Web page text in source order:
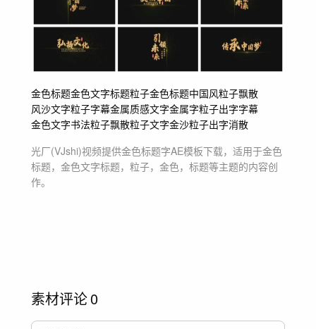
金色标题金色文字标题粒子金色标题中国风粒子飘散
风沙文字粒子字幕金属质感文字金属字粒子出字字幕
金色文字书法粒子飘散粒子文字金沙粒子出字消散
光厂(VJshi)视频提供金色标题字AE模板下载，适用于金色
标题，金色文字标题，粒子，金色，标题等主题的内容创
作。
素材评论0